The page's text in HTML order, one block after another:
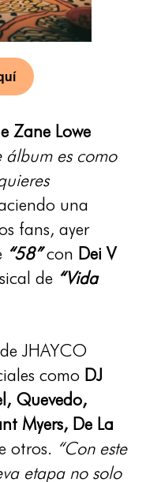
Zane Lowe
álbum es como
una
fans, ayer
“58”con Dei V
de “Vida
JHAYCO
como DJ
Quevedo,
Myers, De La
otros. “Con este
etapa no solo